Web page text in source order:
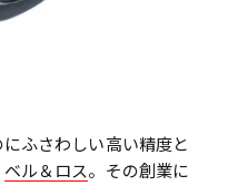
ふさわしい高い精度と
ベル＆ロス。その創業に